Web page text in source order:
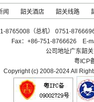
闻 韶关酒店 韶关线路
8765008（总机） 0751-
Fax：+86-751-8766626 E-
公司地址广东韶
粤ICP
Copyright (c) 2008-2024 All